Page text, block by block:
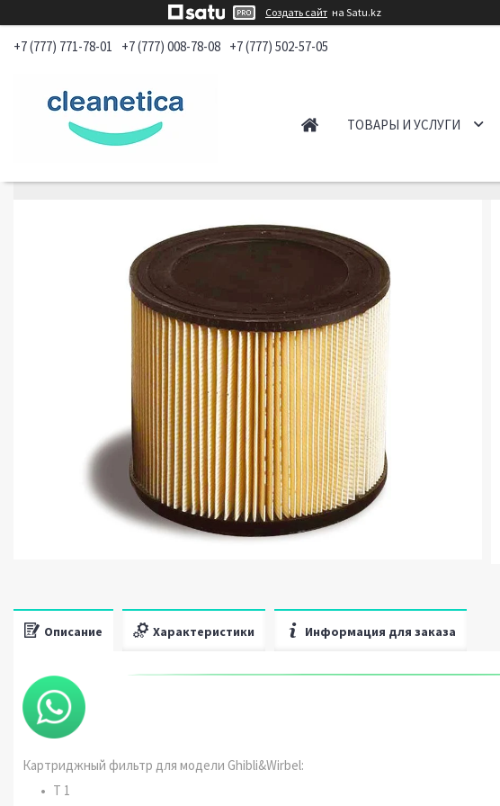
Создать сайт на Satu.kz
+7 (777) 771-78-01 +7 (777) 008-78-08 +7 (777) 502-57-05
ТОВАРЫ И УСЛУГИ
Описание Характеристики Информация для заказа
Картриджный фильтр для модели Ghibli&Wirbel:
T 1